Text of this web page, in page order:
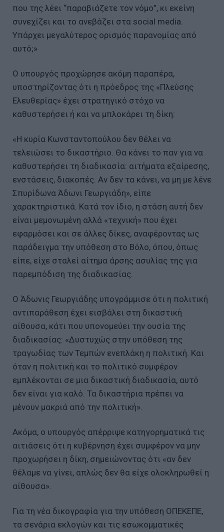
που της λέει “παραβιάζετε τον νόμο”, κι εκείνη
συνεχίζει και το ανεβάζει στα social media.
Υπάρχει μεγαλύτερος ορισμός παρανομίας από
αυτό;»
Ο υπουργός προχώρησε ακόμη παραπέρα,
υποστηρίζοντας ότι η πρόεδρος της «Πλεύσης
Ελευθερίας» έχει στρατηγικό στόχο να
καθυστερήσει ή και να μπλοκάρει τη δίκη:
«Η κυρία Κωνσταντοπούλου δεν θέλει να
τελειώσει το δικαστήριο. Θα κάνει το παν για να
καθυστερήσει τη διαδικασία: αιτήματα εξαίρεσης,
ενστάσεις, διακοπές. Αν δεν τα κάνει, να μη με λένε
Σπυρίδωνα Άδωνι Γεωργιάδη», είπε
χαρακτηριστικά. Κατά τον ίδιο, η στάση αυτή δεν
είναι μεμονωμένη αλλά «τεχνική» που έχει
εφαρμόσει και σε άλλες δίκες, αναφέροντας ως
παράδειγμα την υπόθεση στο Βόλο, όπου, όπως
είπε, είχε σταλεί αίτημα άρσης ασυλίας της για
παρεμπόδιση της διαδικασίας.
Ο Άδωνις Γεωργιάδης υπογράμμισε ότι η πολιτική
αντιπαράθεση έχει εισβάλει στη δικαστική
αίθουσα, κάτι που υπονομεύει την ουσία της
διαδικασίας: «Δυστυχώς στην υπόθεση της
τραγωδίας των Τεμπών ενεπλάκη η πολιτική. Και
όταν η πολιτική και το πολιτικό συμφέρον
εμπλέκονται σε μια δικαστική διαδικασία, αυτό
δεν είναι για καλό. Τα δικαστήρια πρέπει να
μένουν μακριά από την πολιτική».
Ακόμα, ο υπουργός απέρριψε κατηγορηματικά τις
αιτιάσεις ότι η κυβέρνηση έχει συμφέρον να μην
προχωρήσει η δίκη, σημειώνοντας ότι «αν δεν
θέλαμε να γίνει, απλώς δεν θα είχε ολοκληρωθεί η
αίθουσα».
Για τη νέα δικογραφία για την υπόθεση ΟΠΕΚΕΠΕ,
τα σενάρια εκλογών και τις εσωκομματικές